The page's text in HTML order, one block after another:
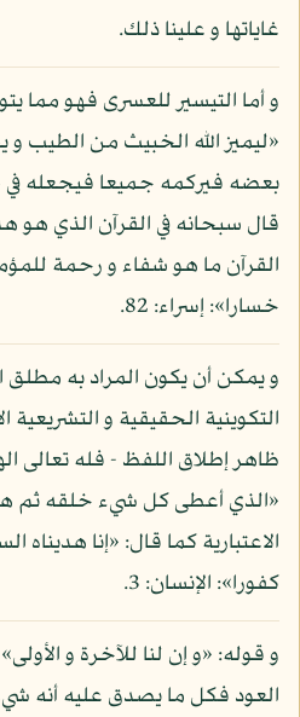
غاياتها و علينا ذلك.
و أما التيسير للعسرى فهو مما
«ليميز الله الخبيث من الطيب
قال سبحانه في القرآن الذي هو
القرآن ما هو شفاء و رحمة
خسارا»: إسراء: 82.
و يمكن أن يكون المراد به مطلق
التكوينية الحقيقية و التشريعية
ظاهر إطلاق اللفظ - فله تعالى
الاعتبارية كما قال: «إنا هديناه
كفورا»: الإنسان: 3.
و قوله: «و إن لنا للآخرة و
العود فكل ما يصدق عليه أنه